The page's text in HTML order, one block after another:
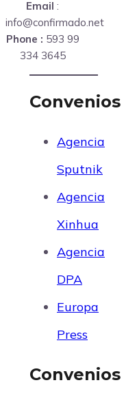
Email :
info@confirmado.net
Phone : 593 99
334 3645
Convenios
Agencia
Sputnik
Agencia
Xinhua
Agencia
DPA
Europa
Press
Convenios